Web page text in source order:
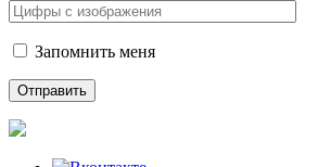
Запомнить меня